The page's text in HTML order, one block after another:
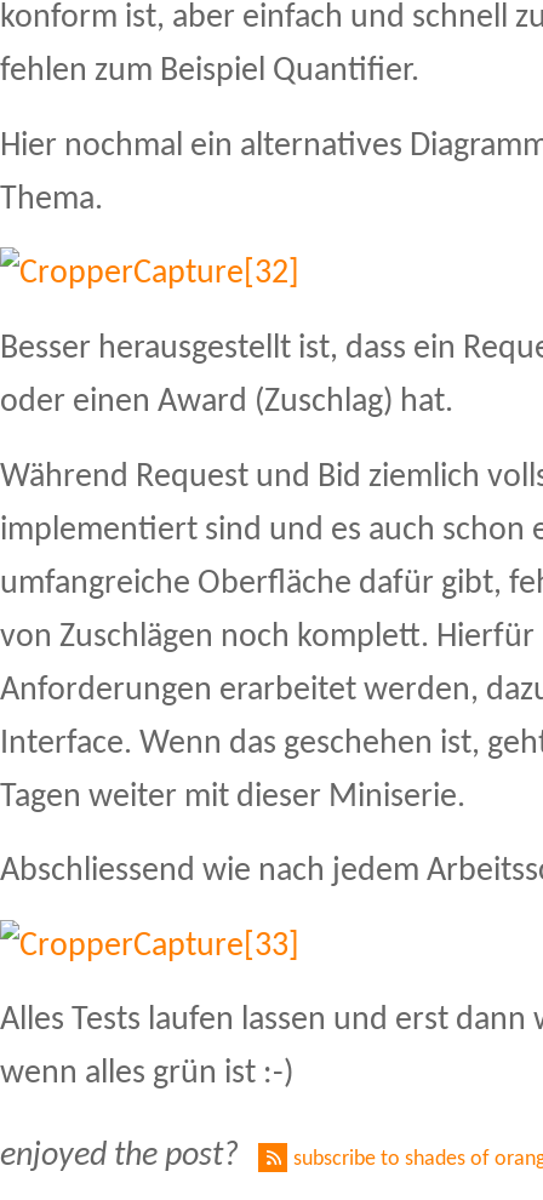
konform ist, aber einfach und schnell
fehlen zum Beispiel Quantifier.
Hier nochmal ein alternatives
Thema.
Besser herausgestellt ist, dass ein
oder einen Award (Zuschlag) hat.
Während Request und Bid ziemlich
implementiert sind und es auch schon
umfangreiche Oberfläche dafür gibt,
von Zuschlägen noch komplett.
Anforderungen erarbeitet werden,
Interface. Wenn das geschehen ist,
Tagen weiter mit dieser Miniserie.
Abschliessend wie nach jedem
Alles Tests laufen lassen und erst
wenn alles grün ist :-)
enjoyed the post? subscribe to shades of